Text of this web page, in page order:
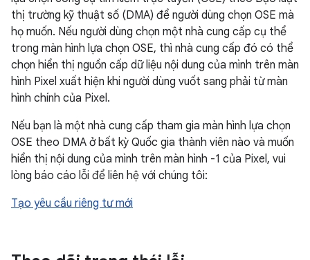
thị trường kỹ thuật số (DMA) để người dùng chọn OSE mà
họ muốn. Nếu người dùng chọn một nhà cung cấp cụ thể
trong màn hình lựa chọn OSE, thì nhà cung cấp đó có thể
chọn hiển thị nguồn cấp dữ liệu nội dung của mình trên màn
hình Pixel xuất hiện khi người dùng vuốt sang phải từ màn
hình chính của Pixel.
Nếu bạn là một nhà cung cấp tham gia màn hình lựa chọn
OSE theo DMA ở bất kỳ Quốc gia thành viên nào và muốn
hiển thị nội dung của mình trên màn hình -1 của Pixel, vui
lòng báo cáo lỗi để liên hệ với chúng tôi:
Tạo yêu cầu riêng tư mới